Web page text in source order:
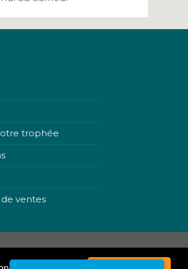
trophée
ventes